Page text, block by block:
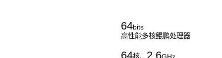
64bits
高性能多核鲲鹏处理器
64 2.6